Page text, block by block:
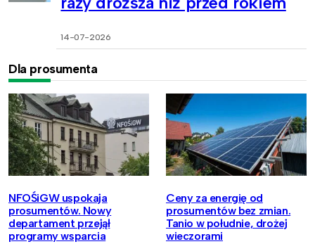
14-07-2026
Dla prosumenta
NFOŚiGW uspokaja
prosumentów. Nowy
departament przejął
programy wsparcia
Ceny za energię od
prosumentów bez zmian.
Tanio w południe, drożej
wieczorami